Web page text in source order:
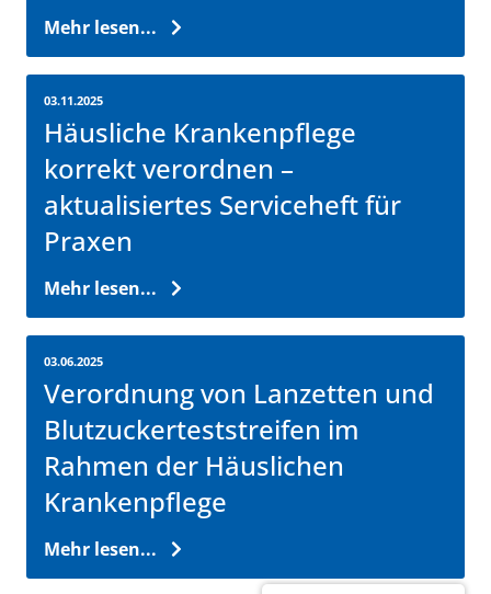
Mehr lesen...
03.11.2025
Häusliche Krankenpflege
korrekt verordnen –
aktualisiertes Serviceheft für
Praxen
Mehr lesen...
03.06.2025
Verordnung von Lanzetten und
Blutzuckerteststreifen im
Rahmen der Häuslichen
Krankenpflege
Mehr lesen...